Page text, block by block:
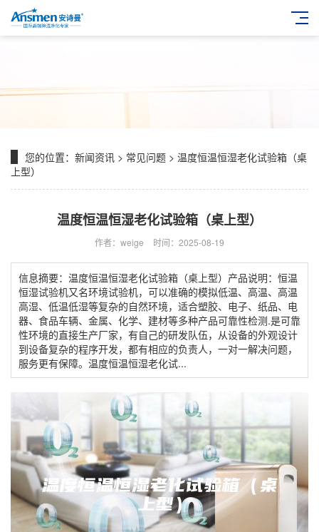
您的位置： 新闻资讯 > 常见问题 > 温度恒温恒湿老化试验箱（桌
上型）
温度恒温恒湿老化试验箱（桌上型）
作者：weige 时间：2025-08-19
信息摘要：温度恒温恒湿老化试验箱（桌上型）产品说明：恒温
恒湿试验机又名环境试验机，可以准确的模拟低温、高温、高温
高湿、低温低湿等复杂的自然环境，适合塑胶、电子、纸品、电
器、食品车辆、金属、化学、建材等多种产品可靠性检测.是可靠
性环境的直接生产厂家，有自己的研发队伍，从设备的外观设计
到设备复杂的程序开发，都有相应的负责人，一对一解决问题，
服务更有保障。温度恒温恒湿老化试...